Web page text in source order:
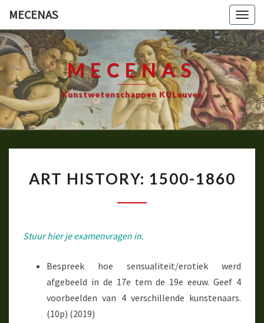
de
content
MECENAS
MECENAS
Kunstwetenschappen KULeuven
HISTORY:
ART HISTORY: 1500-1860
Stuur hier je examenvragen in.
Bespreek hoe sensualiteit/erotiek werd
afgebeeld in de 17e tem de 19e eeuw. Geef 4
voorbeelden van 4 verschillende kunstenaars.
(10p) (2019)